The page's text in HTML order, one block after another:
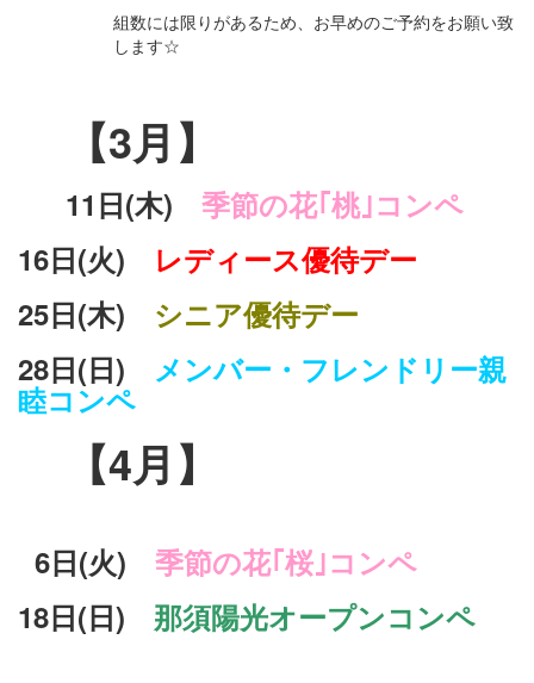
組数には限りがあるため、お早めのご予約をお願い致
します☆
【3月】
11日(木) 季節の花｢桃｣コンペ
16日(火) レディース優待デー
25日(木) シニア優待デー
28日(日) メンバー・フレンドリー親
睦コンペ
【4月】
6日(火) 季節の花｢桜｣コンペ
18日(日) 那須陽光オープンコンペ